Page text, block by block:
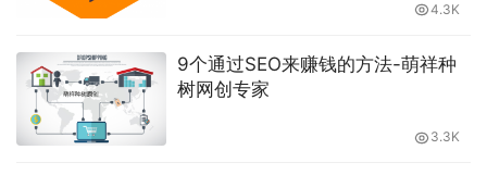
4.3K
9个通过SEO来赚钱的方法-萌祥种
树网创专家
3.3K